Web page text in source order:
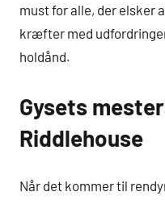
must for alle, der elsker
kræfter med
holdånd.
Gysets
Riddlehouse
Når det kommer til